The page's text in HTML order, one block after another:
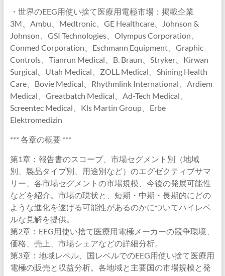
・世界のEEG用使い捨て医療用電極市場：掲載企業
3M、Ambu、Medtronic、GE Healthcare、Johnson &
Johnson、GSI Technologies、Olympus Corporation、
Conmed Corporation、Eschmann Equipment、Graphic
Controls、Tianrun Medical、B. Braun、Stryker、Kirwan
Surgical、Utah Medical、ZOLL Medical、Shining Health
Care、Bovie Medical、Rhythmlink International、Ardiem
Medical、Greatbatch Medical、Ad-Tech Medical、
Screentec Medical、Kls Martin Group、Erbe
Elektromedizin
*** 各章の概要 ***
第1章：報告書のスコープ、市場セグメント別（地域
別、製品タイプ別、用途別など）のエグゼクティブサマ
リー、各市場セグメントの市場規模、今後の発展可能性
などを紹介。市場の現状と、短期・中期・長期的にどの
ような進化を遂げる可能性があるのかについてハイレベ
ルな見解を提供。
第2章：EEG用使い捨て医療用電極メーカーの競争環境、
価格、売上、市場シェアなどの詳細分析。
第3章：地域レベル、国レベルでのEEG用使い捨て医療用
電極の販売と収益分析。各地域と主要国の市場規模と発